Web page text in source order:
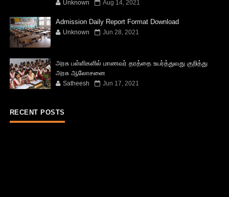
Unknown Aug 14, 2021
Admission Daily Report Format Download
Unknown Jun 28, 2021
அரசு பள்ளிகளில் மாணவர் தரத்தை உயர்த்துவது குறித்து
அரசு ஆலோசனை
Satheesh Jun 17, 2021
RECENT POSTS